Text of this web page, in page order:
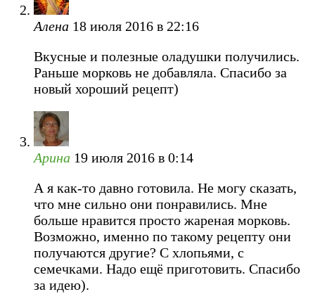
Алена 18 июля 2016 в 22:16
Вкусные и полезные оладушки получились.
Раньше морковь не добавляла. Спасибо за
новый хороший рецепт)
Арина 19 июля 2016 в 0:14
А я как-то давно готовила. Не могу сказать,
что мне сильно они понравились. Мне
больше нравится просто жареная морковь.
Возможно, именно по такому рецепту они
получаются другие? С хлопьями, с
семечками. Надо ещё приготовить. Спасибо
за идею).